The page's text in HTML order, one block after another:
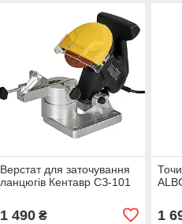
Верстат для заточування
ланцюгів Кентавр СЗ-101
1 490₴ 1